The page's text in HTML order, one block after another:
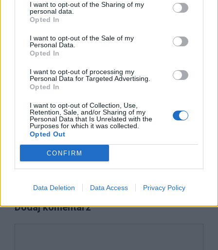
I want to opt-out of the Sharing of my
personal data.
Opted In
I want to opt-out of the Sale of my
Personal Data.
Opted In
I want to opt-out of processing my
Personal Data for Targeted Advertising.
Opted In
I want to opt-out of Collection, Use,
Retention, Sale, and/or Sharing of my
Personal Data that Is Unrelated with the
Purposes for which it was collected.
Opted Out
CONFIRM
Data Deletion Data Access Privacy Policy
Miejsce – plan wydarzeń
Wyjaśnij, jakie znaczenie – w
kontekście całego opowiadania
Miejsce – ma puenta-zakończenie?
Chmury – bohaterowie
Kategorie
opracowania
Tagi
Miejsce - opracowanie
Wiersze na 11 listopada – wybór poezji na
Święto Niepodległości
Dodaj komentarz